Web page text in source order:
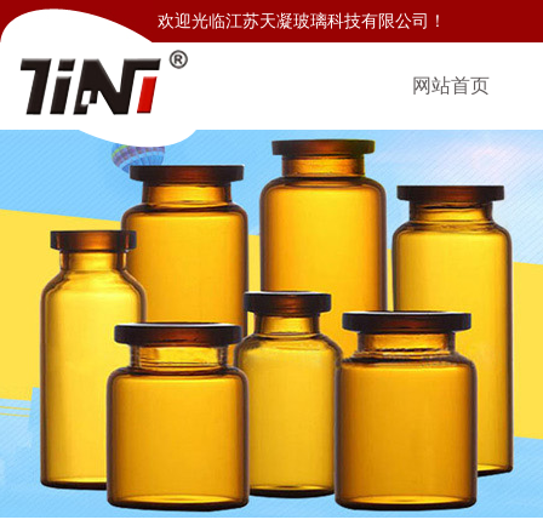
欢迎光临江苏天凝玻璃科技有限公司！
网站首页